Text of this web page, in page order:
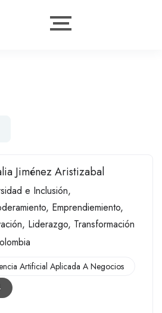
Jiménez Aristizabal
e Inclusión,
, Emprendiemiento,
, Liderazgo, Transformación
Artificial Aplicada A Negocios